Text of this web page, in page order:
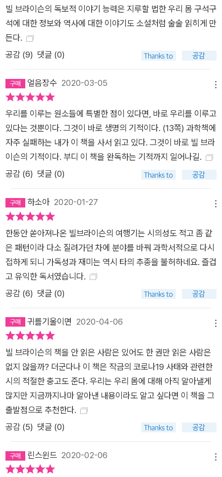
호이다. 그러나 통증은 플라세보처럼 암시를 통해서 우리의 뇌를
속임으로써 조절이 가능한 신비로운 영역이기도 하다. 제20장은
우리를 아프게 하는 질병을 다룬다. 원인을 알지 못하는 집단 발
병 사례에서부터 인간이 박멸한 천연두, 그리고 우리를 매년 괴롭
한다. 제21장은 현대 인류의 최대 고민거리인 암을 다룬다. 20세
기 초에 암은 인간의 걱정거리가 아니었다. 현대 인류가 암으로
되면서 생긴 결과이다. 제22장에서는 우리의 찬사를 받아야 마
땅한 한 위대한 인물에 대한 이야기로 시작된다. 바로 스트렙토마
는 현대 보건 의료의 실상을 냉엄하게 들여다본다. 제23장은 우
지막 순간과 이후에 우리의 몸 안에서 일어날 일들을 솔직하게 소
개한다. 이 책은 쉴 새 없이 몰아치면서 독자들을 우리와 가장 가
까이에 있지만, 잘 알지 못했던 아니 아플 때를 제외하면 큰 관심
을 기울이지 않았던 우리 몸이라는 놀라운 세계로 안내한다. 빌
브라이슨이라는 든든한 안내자의 도움으로 독자들은 몸이라는
기묘하면서도 위대한 세계에서 길을 잃지 않고, 꼭 알아야 할 경
이로운 사실들을 알게 되고, 그 사실들을 발견하는 데에 기여한
위대한 인물들의 이야기를 듣게 되며, 그동안 우리가 잘못 알고
있던 사실들을 바르게 인식하게 될 것이다.
빌 브라이슨의 독보적 이야기 능력은 지루할 법한 우리 몸 구석구
석에 대한 정보와 역사에 대한 이야기도 소설처럼 술술 읽히게 만
든다.
공감 (9) 댓글 (0)
얼음장수 2020-03-05
우리를 이루는 원소들에 특별한 점이 있다면, 바로 우리를 이루고
있다는 것뿐이다. 그것이 바로 생명의 기적이다. (13쪽) 과학책에
자주 실패하는 내가 이 책을 사서 읽고 있다. 그것이 바로 빌 브라
이슨의 기적이다. 부디 이 책을 완독하는 기적까지 일어나길.
공감 (6) 댓글 (0)
하소아 2020-01-27
한동안 쏟아져나온 빌브라이슨의 여행기는 시의성도 적고 좀 같
은 패턴이라 다소 질려가던 차에 분야를 바꿔 과학서적으로 다시
접하게 되니 가독성과 재미는 역시 타의 추종을 불허하네요. 즐겁
고 유익한 독서였습니다.
공감 (6) 댓글 (0)
귀를기울이면 2020-04-06
빌 브라이슨의 책을 안 읽은 사람은 있어도 한 권만 읽은 사람은
없지 않을까? 더군다나 이 책은 작금의 코로나19 사태와 관련한
시의 적절한 충고도 준다. 우리는 우리 몸에 대해 아직 알아낼게
많지만 지금까지나마 알아낸 내용이라도 알고 싶다면 이 책을 그
출발점으로 추천한다.
공감 (5) 댓글 (0)
린스윈드 2020-02-06